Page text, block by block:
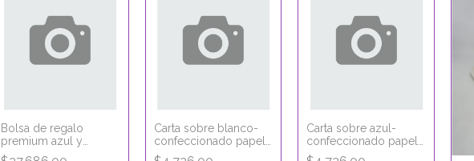
Bolsa de regalo
premium azul y
dorada + Tag
Carta sobre blanco-
confeccionado papel
obra 16x11,5
Carta sobre azul-
confeccionado papel
obra 16x11,5